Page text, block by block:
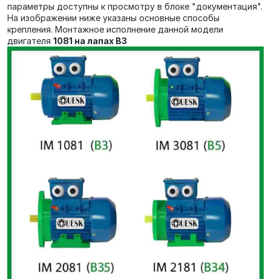
параметры доступны к просмотру в блоке "документация".
На изображении ниже указаны основные способы
крепления. Монтажное исполнение данной модели
двигателя 1081 на лапах В3